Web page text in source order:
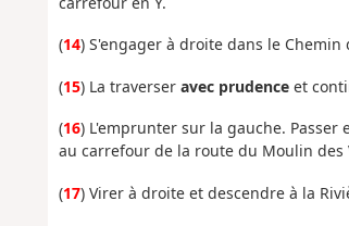
(14) S'engager à droite dans le
(15) La traverser avec prudenceet
(16) L'emprunter sur la gauche.
au carrefour de la route du Moulin des
(17) Virer à droite et descendre à la